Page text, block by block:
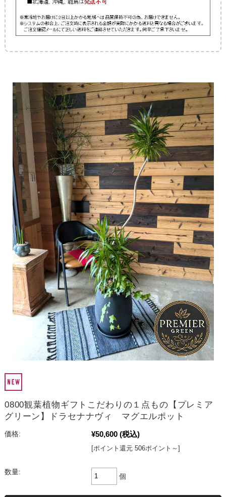
0800観葉植物ギフトこだわりの１点もの【プレミア
グリーン】ドラセナナヴィ マグエルポット
価格: ¥50,600 (税込)
[ポイント還元 506ポイント～]
数量:
個